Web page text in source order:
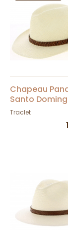
Chapeau
Santo
Traclet
Traclet